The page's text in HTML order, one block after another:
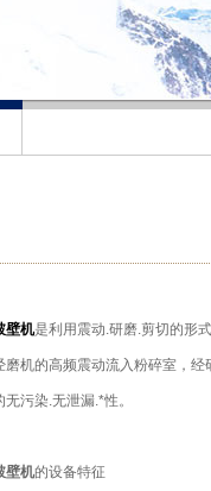
壁机是利用震动.研磨.剪切的形
磨机的高频震动流入粉碎室，
污染.无泄漏.*性。
壁机的设备特征